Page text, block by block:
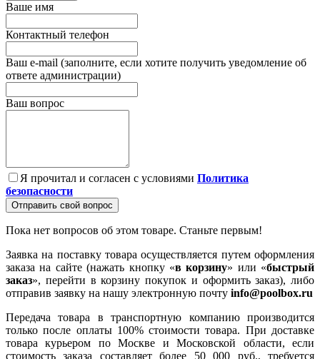
Ваше имя
Контактный телефон
Ваш e-mail (заполните, если хотите получить уведомление об
ответе администрации)
Ваш вопрос
Я прочитал и согласен с условиями Политика
безопасности
Отправить свой вопрос
Пока нет вопросов об этом товаре. Станьте первым!
Заявка на поставку товара осуществляется путем оформления
заказа на сайте (нажать кнопку «в корзину» или «быстрый
заказ», перейти в корзину покупок и оформить заказ), либо
отправив заявку на нашу электронную почту info@poolbox.ru
Передача товара в транспортную компанию производится
только после оплаты 100% стоимости товара. При доставке
товара курьером по Москве и Московской области, если
стоимость заказа составляет более 50 000 руб., требуется